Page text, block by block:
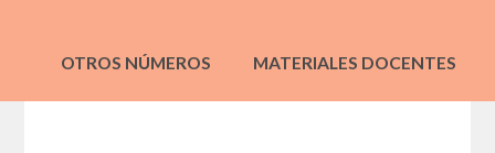
OTROS NÚMEROS MATERIALES DOCENTES